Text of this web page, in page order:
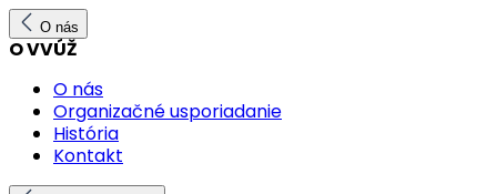
O nás
O VVÚŽ
O nás
Organizačné usporiadanie
História
Kontakt